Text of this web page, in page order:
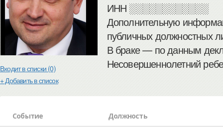
Входит в списки (0)
+ Добавить в список
ИНН ░░░░░░░░░░░░
Дополнительную
публичных должностных
В браке — по данным
Несовершеннолетний
Событие Должность